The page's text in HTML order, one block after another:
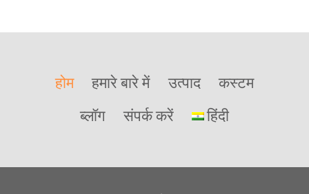
होम हमारे बारे में उत्पाद
कस्टम
ब्लॉग
संपर्क करें हिंदी
TR